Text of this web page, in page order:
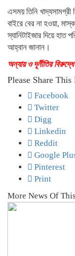
এসময় তিনি
বাইরে বের না হওয়া,
স্যানিটাইজার দিয়ে হাত
আহ্বান জানান।
অন্যায় ও দূর্নীতির
Please Share
Facebook
Twitter
Digg
Linkedin
Reddit
Google
Pinterest
Print
More News Of